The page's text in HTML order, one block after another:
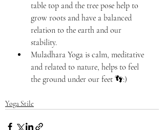
table top and the tree pose help to
grow roots and have a balanced
relation to the earth and our
stability.
Muladhara Yoga is calm, meditative
and related to nature, helps to feel
the ground under our feet 👣:)
Yoga Stile